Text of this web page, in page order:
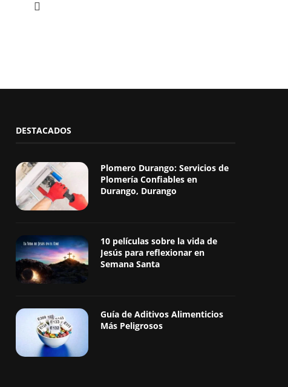
DESTACADOS
Plomero Durango: Servicios de
Plomería Confiables en
Durango, Durango
10 películas sobre la vida de
Jesús para reflexionar en
Semana Santa
Guía de Aditivos Alimenticios
Más Peligrosos